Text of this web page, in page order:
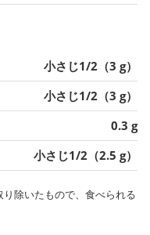
小さじ1/2（3 g）
小さじ1/2（3 g）
0.3 g
小さじ1/2（2.5 g）
除いたもので、食べられる